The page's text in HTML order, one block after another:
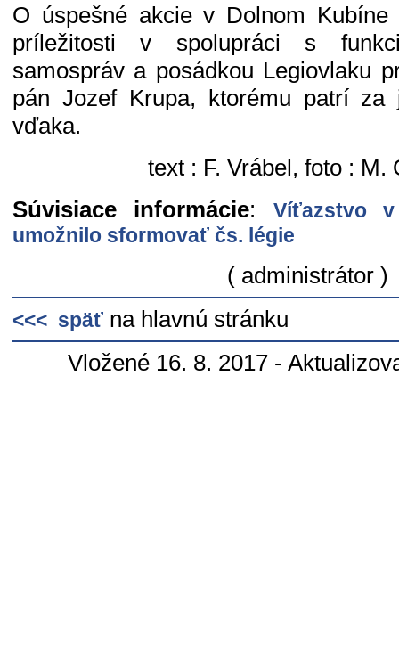
O úspešné akcie v Dolnom
príležitosti v spolupráci s
samospráv a posádkou Legiovlaku
pán Jozef Krupa, ktorému patrí za
vďaka.
text : F. Vrábel, foto : M.
Súvisiace informácie: Víťazstvo
umožnilo sformovať čs. légie
( administrátor )
<<< späť na hlavnú stránku
Vložené 16. 8. 2017 -